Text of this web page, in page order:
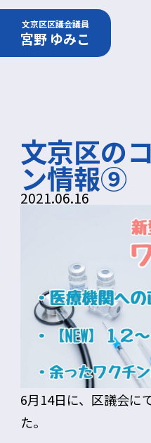
文京区区議会議員
宮野 ゆみこ
文京区の
ン情報⑨
2021.06.16
6月14日に、区議会に
た。